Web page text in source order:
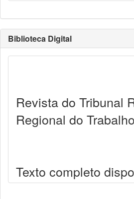
Biblioteca Digital
Revista do Tribunal
Regional do
Texto completo